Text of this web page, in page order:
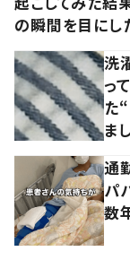
の瞬間を目にし
洗
っ
た
ま
通
パ
数